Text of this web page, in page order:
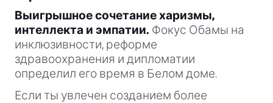
Выигрышное сочетание харизмы,
интеллекта и эмпатии. Фокус Обамы на
инклюзивности, реформе
здравоохранения и дипломатии
определил его время в Белом доме.
Если ты увлечен созданием более